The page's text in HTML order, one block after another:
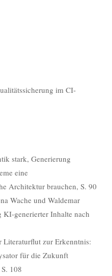
im CI-
stark, Generierung
eine
Architektur brauchen, S. 90
Wache und Waldemar
generierter Inhalte nach
zur Erkenntnis:
für die Zukunft
108